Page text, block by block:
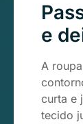
e
A
curta e
tecido